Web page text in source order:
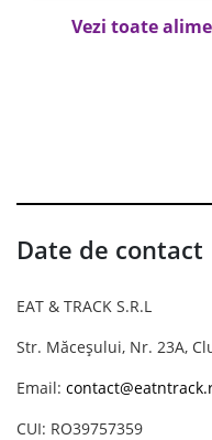
Vezi toate
Date de contact
EAT & TRACK S.R.L
Str. Măceșului, Nr. 23A,
Email:
CUI: RO39757359